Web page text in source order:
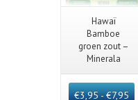
Quick View
Hawaï
Bamboe
groen zout –
Minerala
€3,95- €7,95